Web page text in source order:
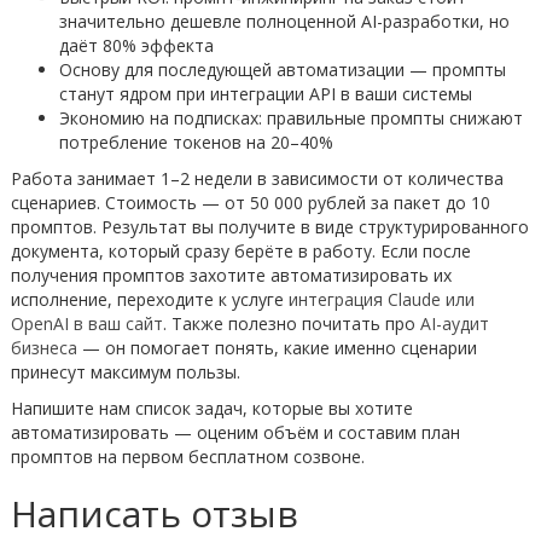
значительно дешевле полноценной AI-разработки, но
даёт 80% эффекта
Основу для последующей автоматизации — промпты
станут ядром при интеграции API в ваши системы
Экономию на подписках: правильные промпты снижают
потребление токенов на 20–40%
Работа занимает 1–2 недели в зависимости от количества
сценариев. Стоимость — от 50 000 рублей за пакет до 10
промптов. Результат вы получите в виде структурированного
документа, который сразу берёте в работу. Если после
получения промптов захотите автоматизировать их
исполнение, переходите к услуге интеграция Claude или
OpenAI в ваш сайт. Также полезно почитать про AI-аудит
бизнеса — он помогает понять, какие именно сценарии
принесут максимум пользы.
Напишите нам список задач, которые вы хотите
автоматизировать — оценим объём и составим план
промптов на первом бесплатном созвоне.
Написать отзыв